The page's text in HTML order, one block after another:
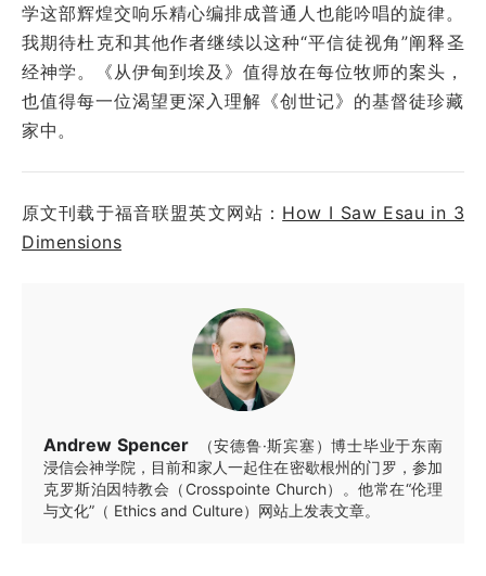
学这部辉煌交响乐精心编排成普通人也能吟唱的旋律。
我期待杜克和其他作者继续以这种“平信徒视角”阐释圣
经神学。《从伊甸到埃及》值得放在每位牧师的案头，
也值得每一位渴望更深入理解《创世记》的基督徒珍藏
家中。
原文刊载于福音联盟英文网站： How I Saw Esau in 3
Dimensions
Andrew Spencer
（安德鲁·斯宾塞）博士毕业于东南
浸信会神学院，目前和家人一起住在密歇根州的门罗，参加
克罗斯泊因特教会（Crosspointe Church）。他常在“伦理
与文化”（ Ethics and Culture）网站上发表文章。